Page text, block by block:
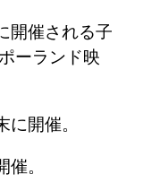
開催される子
ーランド映
に開催。
催。